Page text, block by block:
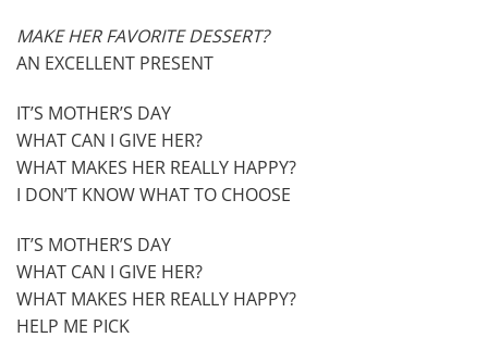
MAKE HER FAVORITE DESSERT?
AN EXCELLENT PRESENT
IT’S MOTHER’S DAY
WHAT CAN I GIVE HER?
WHAT MAKES HER REALLY HAPPY?
I DON’T KNOW WHAT TO CHOOSE
IT’S MOTHER’S DAY
WHAT CAN I GIVE HER?
WHAT MAKES HER REALLY HAPPY?
HELP ME PICK